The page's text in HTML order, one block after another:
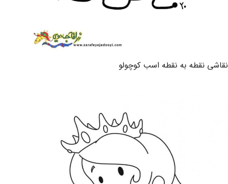
نقاشی نقطه به نقطه اسب کوچولو